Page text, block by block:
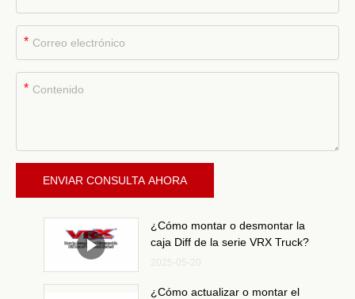
*
*
ENVIAR CONSULTA AHORA
¿Cómo montar o desmontar la
caja Diff de la serie VRX Truck?
¿Cómo actualizar o montar el